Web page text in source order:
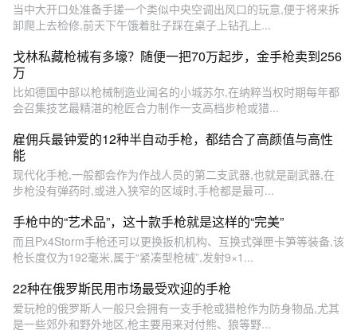
当中大开口处准备手搓一个类似中央空调出风口的玩意,便于将来拆
卸爬上去检修,前天下午饿着肚子踩在桌子上钻孔上...
戈林私藏枪械有多壕？随便一把70万起步，金手枪卖到256
万
比如德国中部以枪械制造业闻名的小城苏尔,在纳粹当权时期每年都
会召集技艺最精湛的枪匠合力制作一支高档步枪或猎...
雇佣兵最钟爱的12种半自动手枪，都结合了高颜值与高性
能
现代化手枪,一般都会作为作战人员的第二支武器,也就是副武器,在
步枪没有弹药时,或进入狭窄的区域时,手枪都是最可...
手枪中的“艺术品”，这十款手枪就是这样的“完美”
而且Px4Storm手枪还可以更换扳机机构、互换式弹匣卡笋等装备,该
枪长度仅为192毫米,属于“紧凑型枪械”,发射9×1...
22种在俄罗斯民用市场最受欢迎的手枪
爱玩枪的俄罗斯人一般只会拥有一支手枪或猎枪作为防身物品,尤其
是一些郊外和野外地区,枪主要用来对付熊、狼等野...